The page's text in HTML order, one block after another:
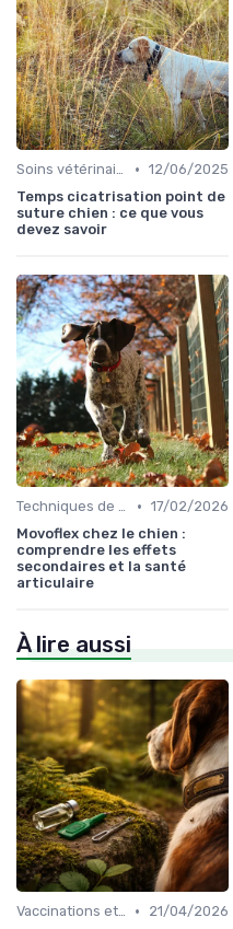
Soins vétérinaires pour chiens de chasse • 12/06/2025
Temps cicatrisation point de
suture chien : ce que vous
devez savoir
Techniques de base • 17/02/2026
Movoflex chez le chien :
comprendre les effets
secondaires et la santé
articulaire
À lire aussi
Vaccinations et traitements antiparasitaires •
21/04/2026